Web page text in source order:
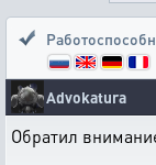
Advokatura
Обратил